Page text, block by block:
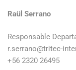
Raül Serrano
Responsable
r.serrano@tritec-
+56 2320 26495